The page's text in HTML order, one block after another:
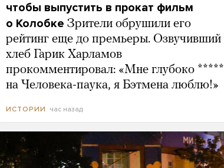
чтобы выпустить в прокат фильм
о Колобке Зрители обрушили его
рейтинг еще до премьеры. Озвучивший
хлеб Гарик Харламов
прокомментировал: «Мне глубоко *****
на Человека-паука, я Бэтмена люблю!»
ИСТОРИИ час назад